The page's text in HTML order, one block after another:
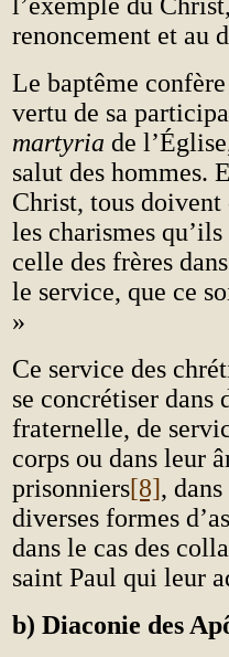
renoncement et au
Le baptême
vertu de sa
martyria de
salut des hommes.
Christ, tous doivent
les charismes
celle des frères
le service, que ce
»
Ce service des
se concrétiser dans
fraternelle, de
corps ou dans leur
prisonniers[8],
diverses formes
dans le cas des
saint Paul qui leur
b) Diaconie des